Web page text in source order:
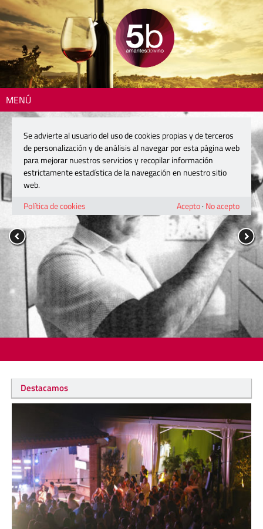
MENÚ
Destacamos
Se advierte al usuario del uso de cookies propias y de terceros
de personalización y de análisis al navegar por esta página web
para mejorar nuestros servicios y recopilar información
estrictamente estadística de la navegación en nuestro sitio
web.
Política de cookies
Acepto· No acepto